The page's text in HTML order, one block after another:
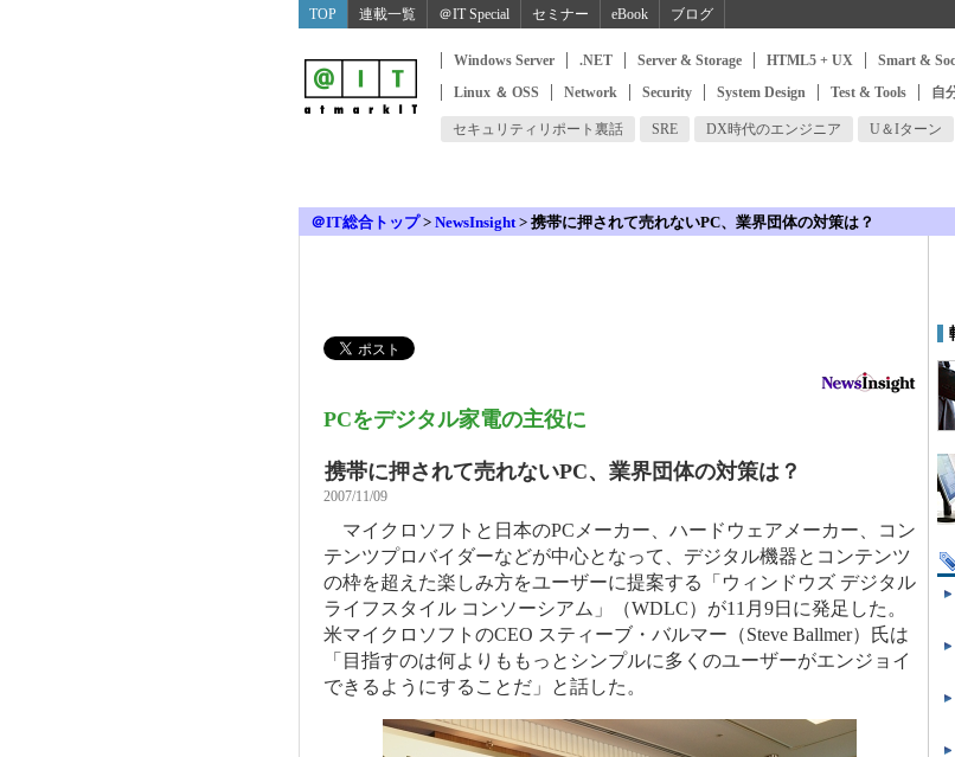
TOP 連載一覧 ＠IT Special セミナー eBook ブログ
Windows Server .NET Server & Storage HTML5 + UX Smart &
Linux ＆ OSS
Network Security System Design Test & Tools 自
セキュリティリポート裏話 SRE DX時代のエンジニア U＆Iターン
＠IT総合トップ> NewsInsight> 携帯に押されて売れないPC、業界団体の対策は？
PCをデジタル家電の主役に
携帯に押されて売れないPC、業界団体の対策は？
2007/11/09
マイクロソフトと日本のPCメーカー、ハードウェアメーカー、コン
テンツプロバイダーなどが中心となって、デジタル機器とコンテンツ
の枠を超えた楽しみ方をユーザーに提案する「ウィンドウズ デジタル
ライフスタイル コンソーシアム」（WDLC）が11月9日に発足した。
米マイクロソフトのCEO スティーブ・バルマー（Steve Ballmer）氏は
「目指すのは何よりももっとシンプルに多くのユーザーがエンジョイ
できるようにすることだ」と話した。